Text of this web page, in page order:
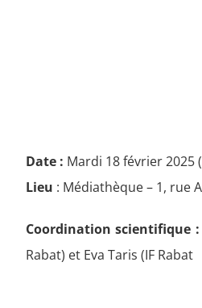
Date : Mardi 18 février 2025
Lieu : Médiathèque – 1, rue
Coordination scientifique :
Rabat) et Eva Taris (IF Rabat